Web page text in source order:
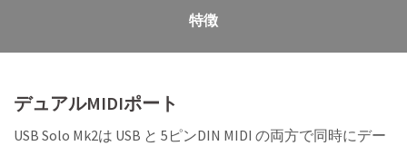
特徴
デュアルMIDIポート
USB Solo Mk2は USB と 5ピンDIN MIDI の両方で同時にデー